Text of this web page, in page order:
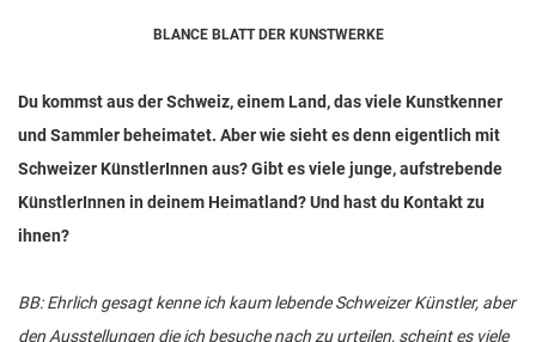
BLANCE BLATT DER KUNSTWERKE
Du kommst aus der Schweiz, einem Land, das viele Kunstkenner
und Sammler beheimatet. Aber wie sieht es denn eigentlich mit
Schweizer KünstlerInnen aus? Gibt es viele junge, aufstrebende
KünstlerInnen in deinem Heimatland? Und hast du Kontakt zu
ihnen?
BB: Ehrlich gesagt kenne ich kaum lebende Schweizer Künstler, aber
den Ausstellungen die ich besuche nach zu urteilen, scheint es viele